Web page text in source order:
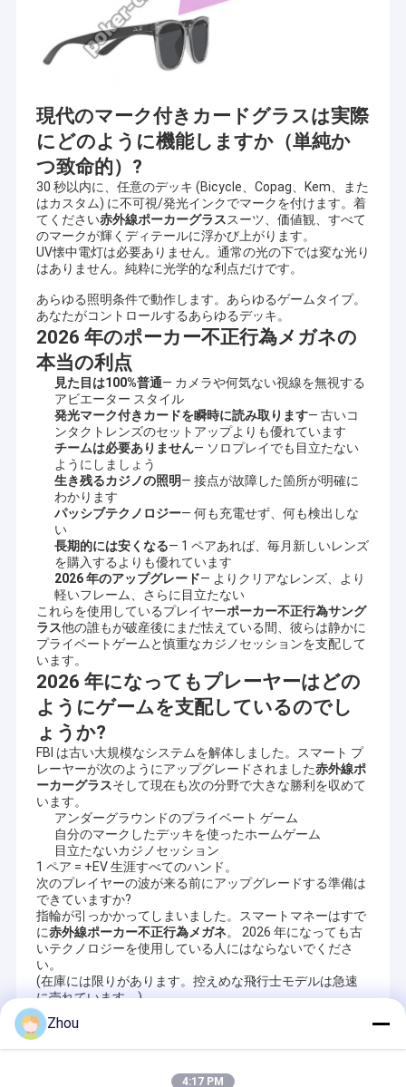
場合
火かき棒のごまかす装置
火かき棒の検光子装置
赤外線コンタクト レンズ
標識されたカード グラス
文字列コードでマークされたカード
赤外線はトランプを示した
現代のマーク付きカードグラスは実際
にどのように機能しますか（単純か
つ致命的）?
30 秒以内に、任意のデッキ (Bicycle、Copag、Kem、また
はカスタム) に不可視/発光インクでマークを付けます。着
てください赤外線ポーカーグラススーツ、価値観、すべて
のマークが輝くディテールに浮かび上がります。
UV懐中電灯は必要ありません。通常の光の下では変な光り
はありません。純粋に光学的な利点だけです。
あらゆる照明条件で動作します。あらゆるゲームタイプ。
あなたがコントロールするあらゆるデッキ。
2026 年のポーカー不正行為メガネの
本当の利点
見た目は100%普通— カメラや何気ない視線を無視する
アビエーター スタイル
発光マーク付きカードを瞬時に読み取ります— 古いコ
ンタクトレンズのセットアップよりも優れています
チームは必要ありません— ソロプレイでも目立たない
ようにしましょう
生き残るカジノの照明— 接点が故障した箇所が明確に
わかります
パッシブテクノロジー— 何も充電せず、何も検出しな
い
長期的には安くなる— 1 ペアあれば、毎月新しいレンズ
を購入するよりも優れています
2026 年のアップグレード— よりクリアなレンズ、より
軽いフレーム、さらに目立たない
これらを使用しているプレイヤーポーカー不正行為サング
ラス他の誰もが破産後にまだ怯えている間、彼らは静かに
プライベートゲームと慎重なカジノセッションを支配して
います。
2026 年になってもプレーヤーはどの
ようにゲームを支配しているのでし
ょうか?
FBI は古い大規模なシステムを解体しました。スマート プ
レーヤーが次のようにアップグレードされました赤外線ポ
ーカーグラスそして現在も次の分野で大きな勝利を収めて
います。
アンダーグラウンドのプライベート ゲーム
自分のマークしたデッキを使ったホームゲーム
目立たないカジノセッション
1 ペア = +EV 生涯すべてのハンド。
次のプレイヤーの波が来る前にアップグレードする準備は
できていますか?
指輪が引っかかってしまいました。スマートマネーはすで
に赤外線ポーカー不正行為メガネ。 2026 年になっても古
いテクノロジーを使用している人にはならないでくださ
い。
(在庫には限りがあります。控えめな飛行士モデルは急速
に売れています。)
Recommended Products
や他の多くの国々にも 支店があります合理的な価格のために,これ
らの製品について私たちの顧客からのフィードバックはかなり良
いです品質もサービスも最高です
ンジングゲーム,台湾・パイゴウゲーム,中国ポーカー,ベトナムゲ
ーム,カンボジアゲームと地元のゲーム90%以上のゲームが プログ
ラムできます
中国電子研究所と協力して 研究開発を行っています顧客の様々な
ギャンブル要求を満たす より多くの製品を作ることができます品
質は自分でコントロールしました. これらのものを製造する私たち
の工場があります. すべてのディーラーは,このことを知っていま
す.彼らはすでに私たちの工場を訪問し,品質を自分でチェックしま
した. 工場訪問に興味がある場合は,また,私達に連絡することがで
きます. 私たちはいつでも工場にあなたを連れてきます.
世界中から輸入されたカードもたくさんあります コパグ1546 コ
パグテキサスホールデン KEM モディアノ フォーニエ バイセル世
界で他の多くのブランドのカード世界的に知られるブランドのほ
とんどは ストックに入っています
顧客の要求を満たすために,常に開発と改善に自分自身を捧げ,そし
て,私たちと私たちの顧客が,双方の利益を得るよう最善を尽くし続
けます..
Zhou
4:17 PM